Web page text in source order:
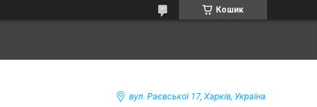
Кошик
вул. Раєвської 17, Харків, Україна